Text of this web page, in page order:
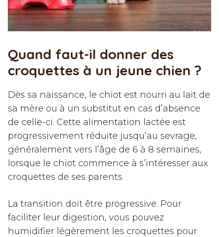
Quand faut-il donner des
croquettes à un jeune chien ?
Dès sa naissance, le chiot est nourri au lait de
sa mère ou à un substitut en cas d’absence
de celle-ci. Cette alimentation lactée est
progressivement réduite jusqu’au sevrage,
généralement vers l’âge de 6 à 8 semaines,
lorsque le chiot commence à s’intéresser aux
croquettes de ses parents.
La transition doit être progressive. Pour
faciliter leur digestion, vous pouvez
humidifier légèrement les croquettes pour